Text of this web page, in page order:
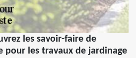
les savoir-faire de
pour les travaux de jardinage